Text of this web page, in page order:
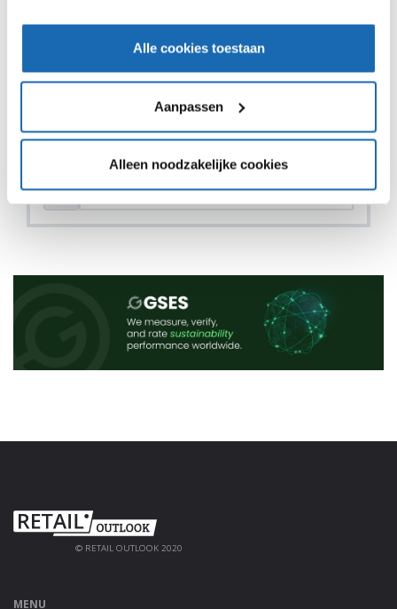
Alle cookies toestaan
Aanpassen
Alleen noodzakelijke cookies
DEEL DIT IN JOUW NETWERK
© RETAIL OUTLOOK 2020
MENU